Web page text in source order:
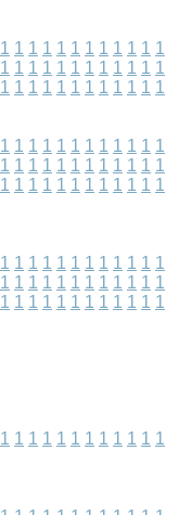
1 1 1 1 1 1 1 1 1 1 1 1
1 1 1 1 1 1 1 1 1 1 1 1
1 1 1 1 1 1 1 1 1 1 1 1
1 1 1 1 1 1 1 1 1 1 1 1
1 1 1 1 1 1 1 1 1 1 1 1
1 1 1 1 1 1 1 1 1 1 1 1
1 1 1 1 1 1 1 1 1 1 1 1
1 1 1 1 1 1 1 1 1 1 1 1
1 1 1 1 1 1 1 1 1 1 1 1
1 1 1 1 1 1 1 1 1 1 1 1